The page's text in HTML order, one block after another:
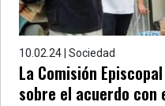
10.02.24 | Sociedad
La Comisión
sobre el acuerdo con